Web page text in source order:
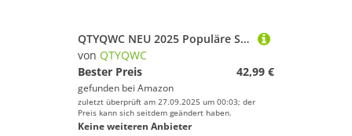
QTYQWC NEU 2025 Populäre Sonnenbrillen Frauen Retro Shades Trends Männer Gradienten Sonnenbrillen UV400
von QTYQWC
Bester Preis
42,99 €
gefunden bei Amazon
zuletzt überprüft am 27.09.2025 um 00:03; der
Preis kann sich seitdem geändert haben.
Keine weiteren Anbieter